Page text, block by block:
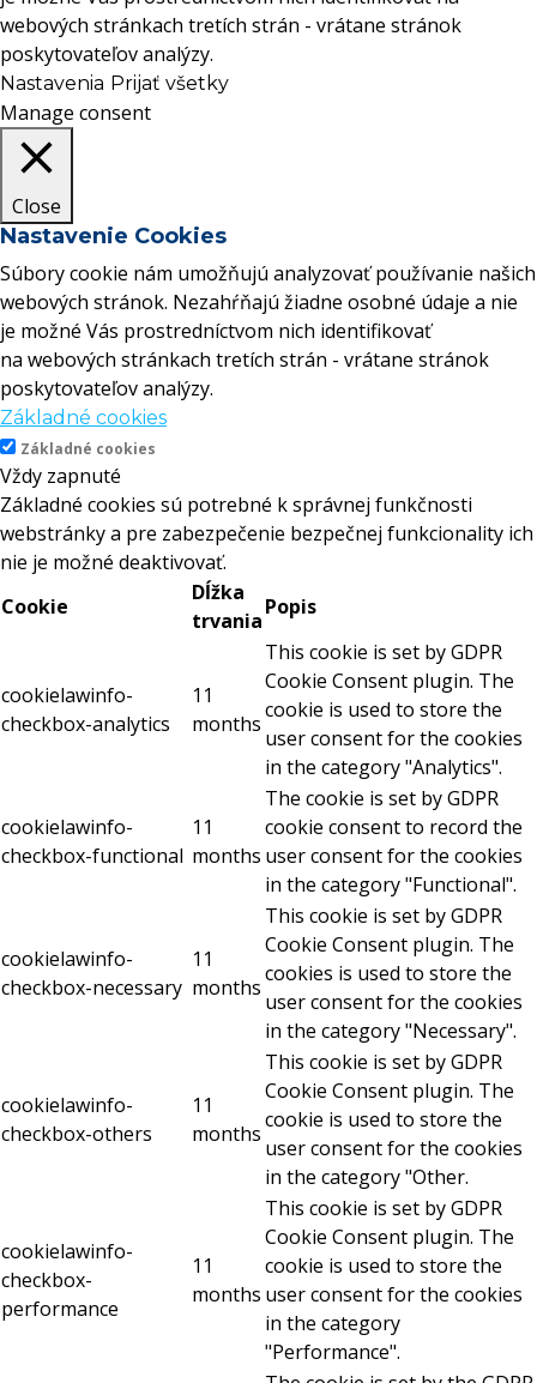
webových stránkach tretích strán - vrátane stránok
poskytovateľov analýzy.
Nastavenia Prijať všetky
Manage consent
Close
Nastavenie Cookies
Súbory cookie nám umožňujú analyzovať používanie našich
webových stránok. Nezahŕňajú žiadne osobné údaje a nie
je možné Vás prostredníctvom nich identifikovať
na webových stránkach tretích strán - vrátane stránok
poskytovateľov analýzy.
Základné cookies
Základné cookies
Vždy zapnuté
Základné cookies sú potrebné k správnej funkčnosti
webstránky a pre zabezpečenie bezpečnej funkcionality ich
nie je možné deaktivovať.
Cookie
Dĺžka
trvania
Popis
cookielawinfo-
checkbox-analytics
11
months
This cookie is set by GDPR
Cookie Consent plugin. The
cookie is used to store the
user consent for the cookies
in the category "Analytics".
cookielawinfo-
checkbox-functional
11
months
The cookie is set by GDPR
cookie consent to record the
user consent for the cookies
in the category "Functional".
cookielawinfo-
checkbox-necessary
11
months
This cookie is set by GDPR
Cookie Consent plugin. The
cookies is used to store the
user consent for the cookies
in the category "Necessary".
cookielawinfo-
checkbox-others
11
months
This cookie is set by GDPR
Cookie Consent plugin. The
cookie is used to store the
user consent for the cookies
in the category "Other.
cookielawinfo-
checkbox-
performance
11
months
This cookie is set by GDPR
Cookie Consent plugin. The
cookie is used to store the
user consent for the cookies
in the category
"Performance".